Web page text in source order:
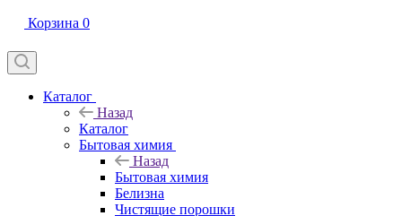
Корзина 0
Каталог
Назад
Каталог
Бытовая химия
Назад
Бытовая химия
Белизна
Чистящие порошки